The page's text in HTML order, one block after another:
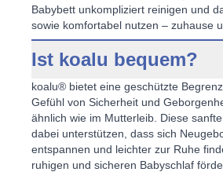
Babybett unkompliziert reinigen und
sowie komfortabel nutzen – zuhause
Ist koalu bequem?
koalu® bietet eine geschützte
Gefühl von Sicherheit und
ähnlich wie im Mutterleib. Diese
dabei unterstützen, dass sich
entspannen und leichter zur Ruhe
ruhigen und sicheren Babyschlaf